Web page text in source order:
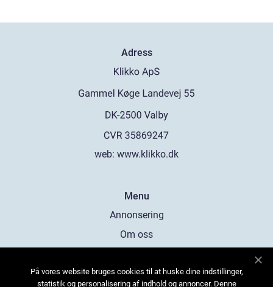
Adress
web: www.klikko.dk
Menu
Annonsering
Om oss
Kontakta oss
På vores website bruges cookies til at huske dine indstillinger,
statistik og personalisering af indhold og annoncer. Denne